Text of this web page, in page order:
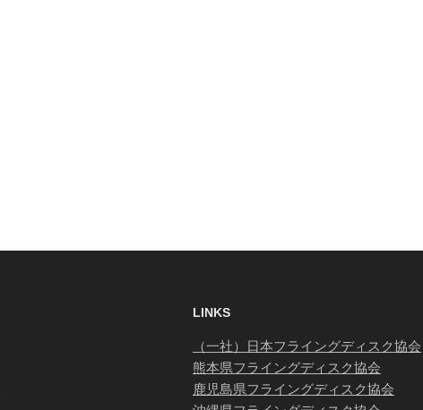
LINKS
（一社）日本フライングディスク協会
熊本県フライングディスク協会
鹿児島県フライングディスク協会